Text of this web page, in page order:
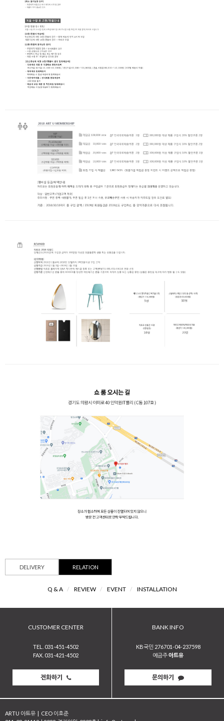
DELIVERY RELATION
Q & A / REVIEW / EVENT / INSTALLATION
CUSTOMER CENTER
TEL. 031-451-4502
FAX. 031-421-4502
전화하기
BANK INFO
KB국민 276701-04-237598
예금주아트유
문의하기
ARTU 아트유
CEO 이호준